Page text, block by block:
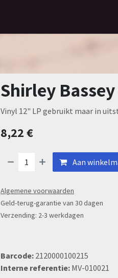
Shirley
Vinyl 12" LP gebruikt maar in
8,22€
Aan
Algemene voorwaarden
Geld-terug-garantie van 30 dagen
Verzending: 2-3 werkdagen
Barcode: 2120000100215
Interne referentie: MV-010021